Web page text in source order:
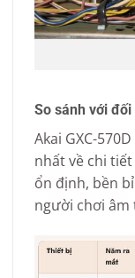
So sánh với
Akai GXC-
nhất về chi
ổn định, bền
người chơi âm